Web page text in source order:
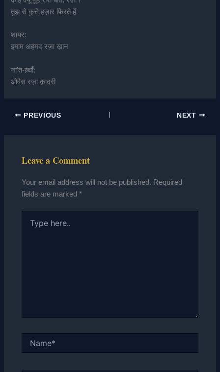
तुझ से कुत्ते हज़ार फिरते हैं
शायर:
इमाम अहमद रज़ा ख़ान
ना’त-ख़्वाँ:
ओवैस रज़ा क़ादरी
PREVIOUS NEXT
Leave a Comment
Your email address will not be published. Required
fields are marked*
here..